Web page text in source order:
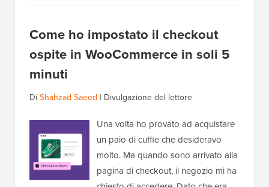
Come ho impostato il checkout
ospite in WooCommerce in soli 5
minuti
DiShahzad Saeed | Divulgazione del lettore
Una volta ho provato ad acquistare
un paio di cuffie che desideravo
molto. Ma quando sono arrivato alla
pagina di checkout, il negozio mi ha